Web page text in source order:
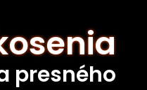
presného